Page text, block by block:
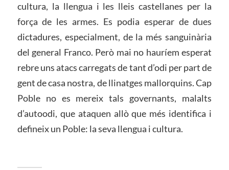
cultura, la llengua i les lleis castellanes per la
força de les armes. Es podia esperar de dues
dictadures, especialment, de la més sanguinària
del general Franco. Però mai no hauríem esperat
rebre uns atacs carregats de tant d’odi per part de
gent de casa nostra, de llinatges mallorquins. Cap
Poble no es mereix tals governants, malalts
d’autoodi, que ataquen allò que més identifica i
defineix un Poble: la seva llengua i cultura.